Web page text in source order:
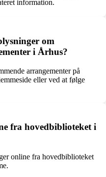
information.
om
i Århus?
arrangementer på
eller ved at følge
fra hovedbiblioteket i
online fra hovedbiblioteket